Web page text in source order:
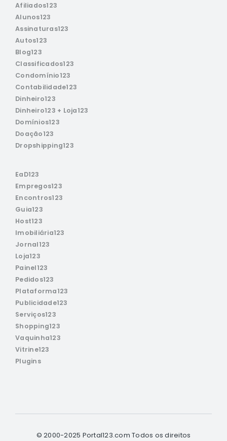
Afiliados123
Alunos123
Assinaturas123
Autos123
Blog123
Classificados123
Condomínio123
Contabilidade123
Dinheiro123
Dinheiro123 + Loja123
Domínios123
Doação123
Dropshipping123
EaD123
Empregos123
Encontros123
Guia123
Host123
Imobiliária123
Jornal123
Loja123
Painel123
Pedidos123
Plataforma123
Publicidade123
Serviços123
Shopping123
Vaquinha123
Vitrine123
Plugins
© 2000-2025 Portal123.com Todos os direitos